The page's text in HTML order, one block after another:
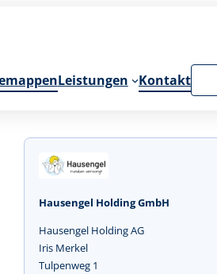
Leistungen Kontakt
Hausengel Holding GmbH
Hausengel Holding AG
Iris Merkel
Tulpenweg 1